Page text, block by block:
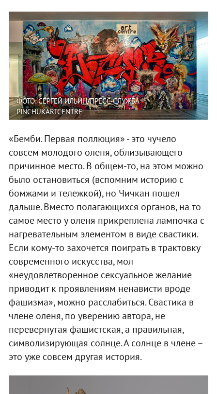
ФОТО: СЕРГЕЙ ИЛЬИН/ПРЕСС-СЛУЖБА
PINCHUKARTCENTRE
«Бемби. Первая поллюция» - это чучело
совсем молодого оленя, облизывающего
причинное место. В общем-то, на этом можно
было остановиться (вспомним историю с
бомжами и тележкой), но Чичкан пошел
дальше. Вместо полагающихся органов, на то
самое место у оленя прикреплена лампочка с
нагревательным элементом в виде свастики.
Если кому-то захочется поиграть в трактовку
современного искусства, мол
«неудовлетворенное сексуальное желание
приводит к проявлениям ненависти вроде
фашизма», можно расслабиться. Свастика в
члене оленя, по уверению автора, не
перевернутая фашистская, а правильная,
символизирующая солнце. А солнце в члене –
это уже совсем другая история.